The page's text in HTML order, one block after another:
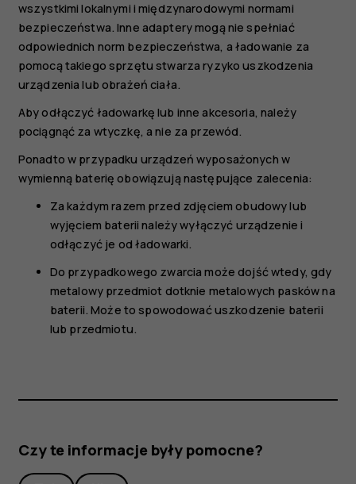
wszystkimi lokalnymi i międzynarodowymi normami
bezpieczeństwa. Inne adaptery mogą nie spełniać
odpowiednich norm bezpieczeństwa, a ładowanie za
pomocą takiego sprzętu stwarza ryzyko uszkodzenia
urządzenia lub obrażeń ciała.
Aby odłączyć ładowarkę lub inne akcesoria, należy
pociągnąć za wtyczkę, a nie za przewód.
Ponadto w przypadku urządzeń wyposażonych w
wymienną baterię obowiązują następujące zalecenia:
Za każdym razem przed zdjęciem obudowy lub
wyjęciem baterii należy wyłączyć urządzenie i
odłączyć je od ładowarki.
Do przypadkowego zwarcia może dojść wtedy, gdy
metalowy przedmiot dotknie metalowych pasków na
baterii. Może to spowodować uszkodzenie baterii
lub przedmiotu.
Czy te informacje były pomocne?